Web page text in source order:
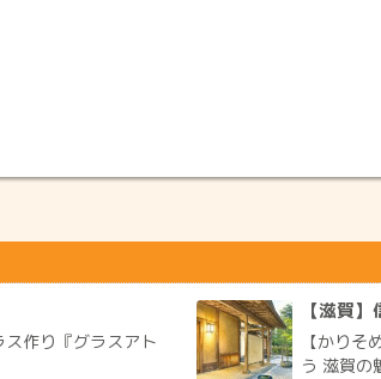
ス作り『グラスアト
【滋賀
【かり
う 滋賀